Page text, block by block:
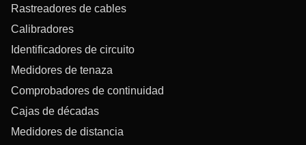
Rastreadores de cables
Calibradores
Identificadores de circuito
Medidores de tenaza
Comprobadores de continuidad
Cajas de décadas
Medidores de distancia